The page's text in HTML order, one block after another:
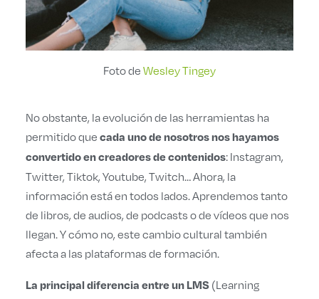
Foto deWesley Tingey
No obstante, la evolución de las herramientas ha
permitido quecada uno de nosotros nos hayamos
convertido en creadores de contenidos: Instagram,
Twitter, Tiktok, Youtube, Twitch… Ahora, la
información está en todos lados. Aprendemos tanto
de libros, de audios, de podcasts o de vídeos que nos
llegan. Y cómo no, este cambio cultural también
afecta a las plataformas de formación.
La principal diferencia entre un LMS (Learning